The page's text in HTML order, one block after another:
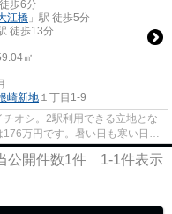
歩6分
江橋 」駅 徒歩5分
徒歩13分
㎡
崎新地 １丁目1-9
チオシ。2駅利用できる立地とな
万円です。暑い日も寒い日も
に便...
公開件数1件 1-1件表示